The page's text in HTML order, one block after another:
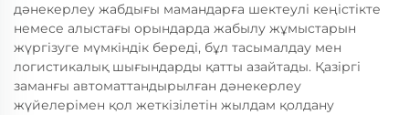
дәнекерлеу жабдығы мамандарға шектеулі кеңістікте
немесе алыстағы орындарда жабылу жұмыстарын
жүргізуге мүмкіндік береді, бұл тасымалдау мен
логистикалық шығындарды қатты азайтады. Қазіргі
заманғы автоматтандырылған дәнекерлеу
жүйелерімен қол жеткізілетін жылдам қолдану